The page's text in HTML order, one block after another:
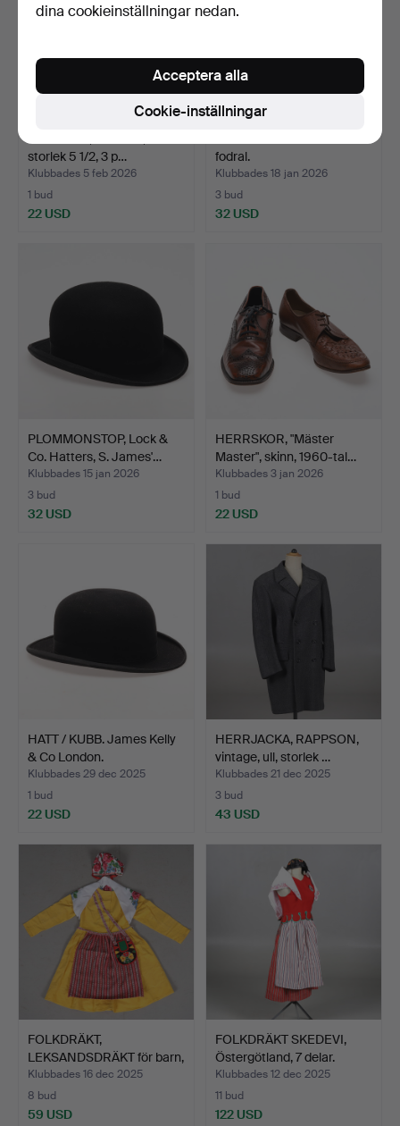
storlek 5 1/2, 3 p…
Klubbades 5 feb 2026
1 bud
22 USD
fodral.
Klubbades 18 jan 2026
3 bud
32 USD
PLOMMONSTOP, Lock &
Co. Hatters, S. James'…
Klubbades 15 jan 2026
3 bud
32 USD
HERRSKOR, "Mäster
Master", skinn, 1960-tal…
Klubbades 3 jan 2026
1 bud
22 USD
HATT / KUBB. James Kelly
& Co London.
Klubbades 29 dec 2025
1 bud
22 USD
HERRJACKA, RAPPSON,
vintage, ull, storlek …
Klubbades 21 dec 2025
3 bud
43 USD
FOLKDRÄKT,
LEKSANDSDRÄKT för barn,
1900-ta…
Klubbades 16 dec 2025
8 bud
59 USD
FOLKDRÄKT SKEDEVI,
Östergötland, 7 delar.
Klubbades 12 dec 2025
11 bud
122 USD
dina cookieinställningar nedan.
Cookie-inställningar
Acceptera alla